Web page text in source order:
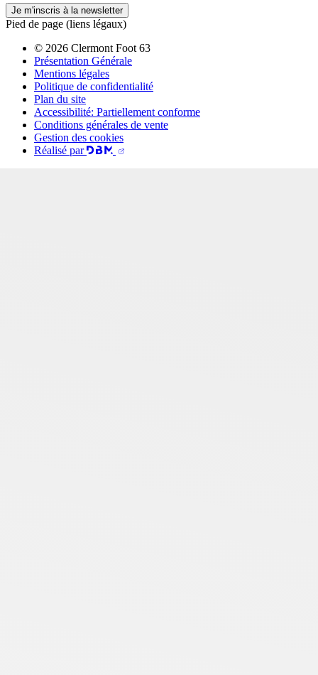
Je m'inscris à la newsletter
Pied de page (liens légaux)
© 2026 Clermont Foot 63
Présentation Générale
Mentions légales
Politique de confidentialité
Plan du site
Accessibilité: Partiellement conforme
Conditions générales de vente
Gestion des cookies
Réalisé par